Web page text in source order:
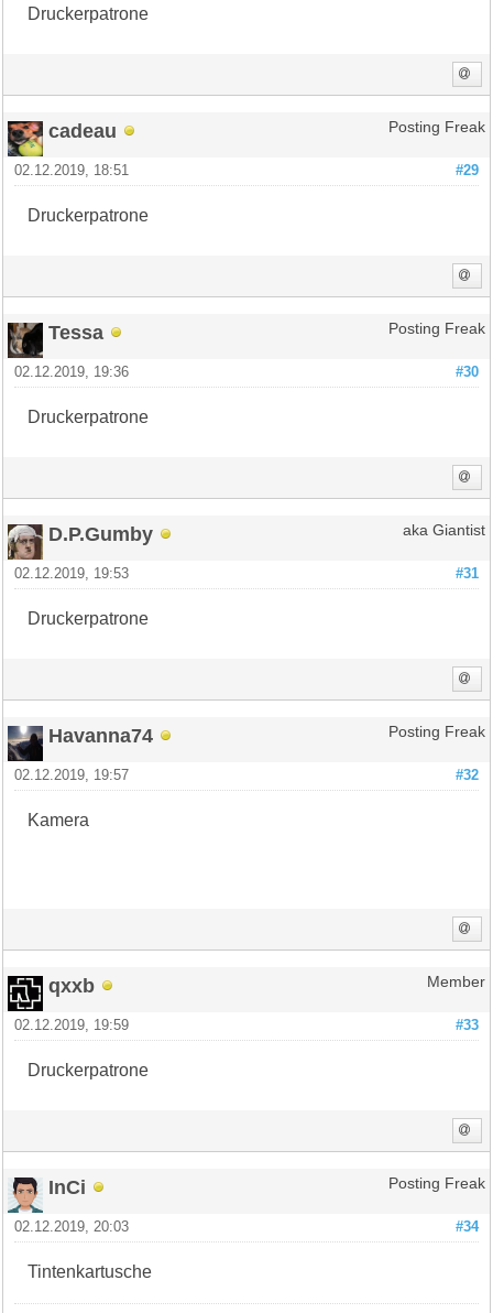
Druckerpatrone
cadeau Posting Freak
#29
02.12.2019, 18:51
Druckerpatrone
Tessa Posting Freak
#30
02.12.2019, 19:36
Druckerpatrone
D.P.Gumby aka Giantist
#31
02.12.2019, 19:53
Druckerpatrone
Havanna74 Posting Freak
#32
02.12.2019, 19:57
Kamera
qxxb Member
#33
02.12.2019, 19:59
Druckerpatrone
InCi Posting Freak
#34
02.12.2019, 20:03
Tintenkartusche